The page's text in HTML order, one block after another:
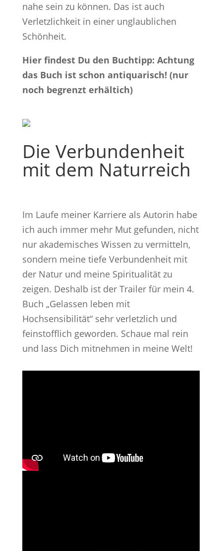
nahe sein zu können. Das ist auch
Verletzlichkeit in einer unglaublichen
Schönheit.
Hier findest Du den Buchtipp: Achtung
das Buch ist schon antiquarisch! (nur
noch begrenzt erhältich)
Die Verbundenheit
mit dem Naturreich
Im Laufe meiner Karriere als Autorin habe
ich auch immer mehr Mut gefunden, nicht
nur akademisches Wissen zu vermitteln,
sondern meine tiefe Verbundenheit mit
der Natur und meine Spiritualität zu
zeigen. Deshalb ist der Trailer für mein 4.
Buch „Gelassen leben mit
Hochsensibilität“ sehr verletzlich und
feinstofflich geworden. Schaue mal rein
und lass Dich mitnehmen in meine Welt!